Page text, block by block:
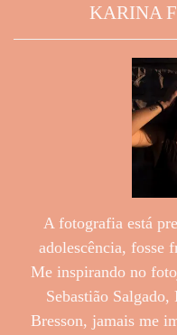
KARINA
A fotografia está
adolescência, fosse
Me inspirando no
Sebastião
Bresson, jamais me